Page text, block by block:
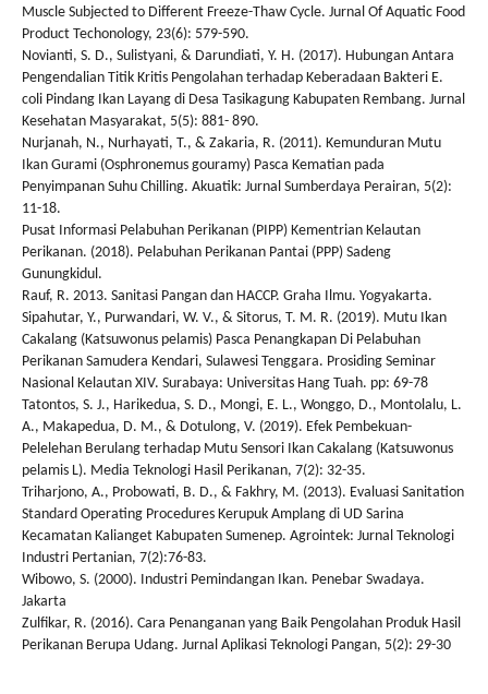
Muscle Subjected to Different Freeze-Thaw Cycle. Jurnal Of Aquatic Food
Product Techonology, 23(6): 579-590.
Novianti, S. D., Sulistyani, & Darundiati, Y. H. (2017). Hubungan Antara
Pengendalian Titik Kritis Pengolahan terhadap Keberadaan Bakteri E.
coli Pindang Ikan Layang di Desa Tasikagung Kabupaten Rembang. Jurnal
Kesehatan Masyarakat, 5(5): 881- 890.
Nurjanah, N., Nurhayati, T., & Zakaria, R. (2011). Kemunduran Mutu
Ikan Gurami (Osphronemus gouramy) Pasca Kematian pada
Penyimpanan Suhu Chilling. Akuatik: Jurnal Sumberdaya Perairan, 5(2):
11-18.
Pusat Informasi Pelabuhan Perikanan (PIPP) Kementrian Kelautan
Perikanan. (2018). Pelabuhan Perikanan Pantai (PPP) Sadeng
Gunungkidul.
Rauf, R. 2013. Sanitasi Pangan dan HACCP. Graha Ilmu. Yogyakarta.
Sipahutar, Y., Purwandari, W. V., & Sitorus, T. M. R. (2019). Mutu Ikan
Cakalang (Katsuwonus pelamis) Pasca Penangkapan Di Pelabuhan
Perikanan Samudera Kendari, Sulawesi Tenggara. Prosiding Seminar
Nasional Kelautan XIV. Surabaya: Universitas Hang Tuah. pp: 69-78
Tatontos, S. J., Harikedua, S. D., Mongi, E. L., Wonggo, D., Montolalu, L.
A., Makapedua, D. M., & Dotulong, V. (2019). Efek Pembekuan-
Pelelehan Berulang terhadap Mutu Sensori Ikan Cakalang (Katsuwonus
pelamis L). Media Teknologi Hasil Perikanan, 7(2): 32-35.
Triharjono, A., Probowati, B. D., & Fakhry, M. (2013). Evaluasi Sanitation
Standard Operating Procedures Kerupuk Amplang di UD Sarina
Kecamatan Kalianget Kabupaten Sumenep. Agrointek: Jurnal Teknologi
Industri Pertanian, 7(2):76-83.
Wibowo, S. (2000). Industri Pemindangan Ikan. Penebar Swadaya.
Jakarta
Zulfikar, R. (2016). Cara Penanganan yang Baik Pengolahan Produk Hasil
Perikanan Berupa Udang. Jurnal Aplikasi Teknologi Pangan, 5(2): 29-30